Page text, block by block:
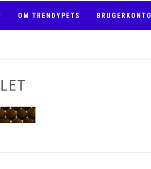
OM TRENDYPETS BRUGERKONTO